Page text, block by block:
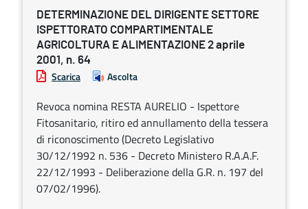
DETERMINAZIONE DEL DIRIGENTE SETTORE
ISPETTORATO COMPARTIMENTALE
AGRICOLTURA E ALIMENTAZIONE 2 aprile
2001, n. 64
Scarica Ascolta
Revoca nomina RESTA AURELIO - Ispettore
Fitosanitario, ritiro ed annullamento della tessera
di riconoscimento (Decreto Legislativo
30/12/1992 n. 536 - Decreto Ministero R.A.A.F.
22/12/1993 - Deliberazione della G.R. n. 197 del
07/02/1996).